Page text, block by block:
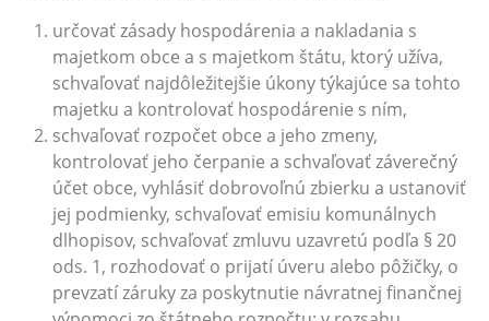
určovať zásady hospodárenia a nakladania s
majetkom obce a s majetkom štátu, ktorý užíva,
schvaľovať najdôležitejšie úkony týkajúce sa tohto
majetku a kontrolovať hospodárenie s ním,
schvaľovať rozpočet obce a jeho zmeny,
kontrolovať jeho čerpanie a schvaľovať záverečný
účet obce, vyhlásiť dobrovoľnú zbierku a ustanoviť
jej podmienky, schvaľovať emisiu komunálnych
dlhopisov, schvaľovať zmluvu uzavretú podľa § 20
ods. 1, rozhodovať o prijatí úveru alebo pôžičky, o
prevzatí záruky za poskytnutie návratnej finančnej